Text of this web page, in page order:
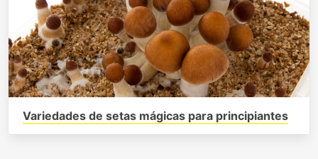
Variedades de setas mágicas para principiantes